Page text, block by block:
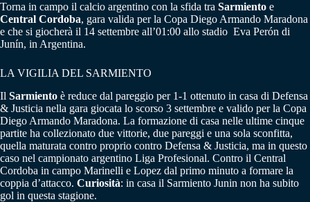
Torna in campo il calcio argentino con la sfida tra Sarmiento e
Central Cordoba, gara valida per la Copa Diego Armando Maradona
e che si giocherà il 14 settembre all’01:00 allo stadio Eva Perón di
Junín, in Argentina.
LA VIGILIA DEL SARMIENTO
Il Sarmiento è reduce dal pareggio per 1-1 ottenuto in casa di Defensa
& Justicia nella gara giocata lo scorso 3 settembre e valido per la Copa
Diego Armando Maradona. La formazione di casa nelle ultime cinque
partite ha collezionato due vittorie, due pareggi e una sola sconfitta,
quella maturata contro proprio contro Defensa & Justicia, ma in questo
caso nel campionato argentino Liga Profesional. Contro il Central
Cordoba in campo Marinelli e Lopez dal primo minuto a formare la
coppia d’attacco. Curiosità: in casa il Sarmiento Junin non ha subito
gol in questa stagione.